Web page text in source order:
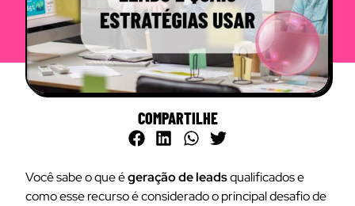
COMPARTILHE
Você sabe o que égeração de leadsqualificados e
como esse recurso é considerado o principal desafio de